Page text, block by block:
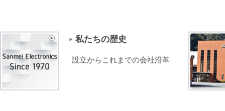
私たちの歴史
設立からこれまでの会社沿革